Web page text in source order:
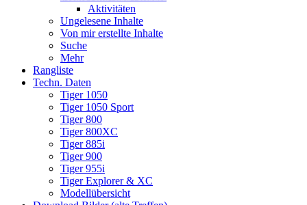
Aktivitäten
Ungelesene Inhalte
Von mir erstellte Inhalte
Suche
Mehr
Rangliste
Techn. Daten
Tiger 1050
Tiger 1050 Sport
Tiger 800
Tiger 800XC
Tiger 885i
Tiger 900
Tiger 955i
Tiger Explorer & XC
Modellübersicht